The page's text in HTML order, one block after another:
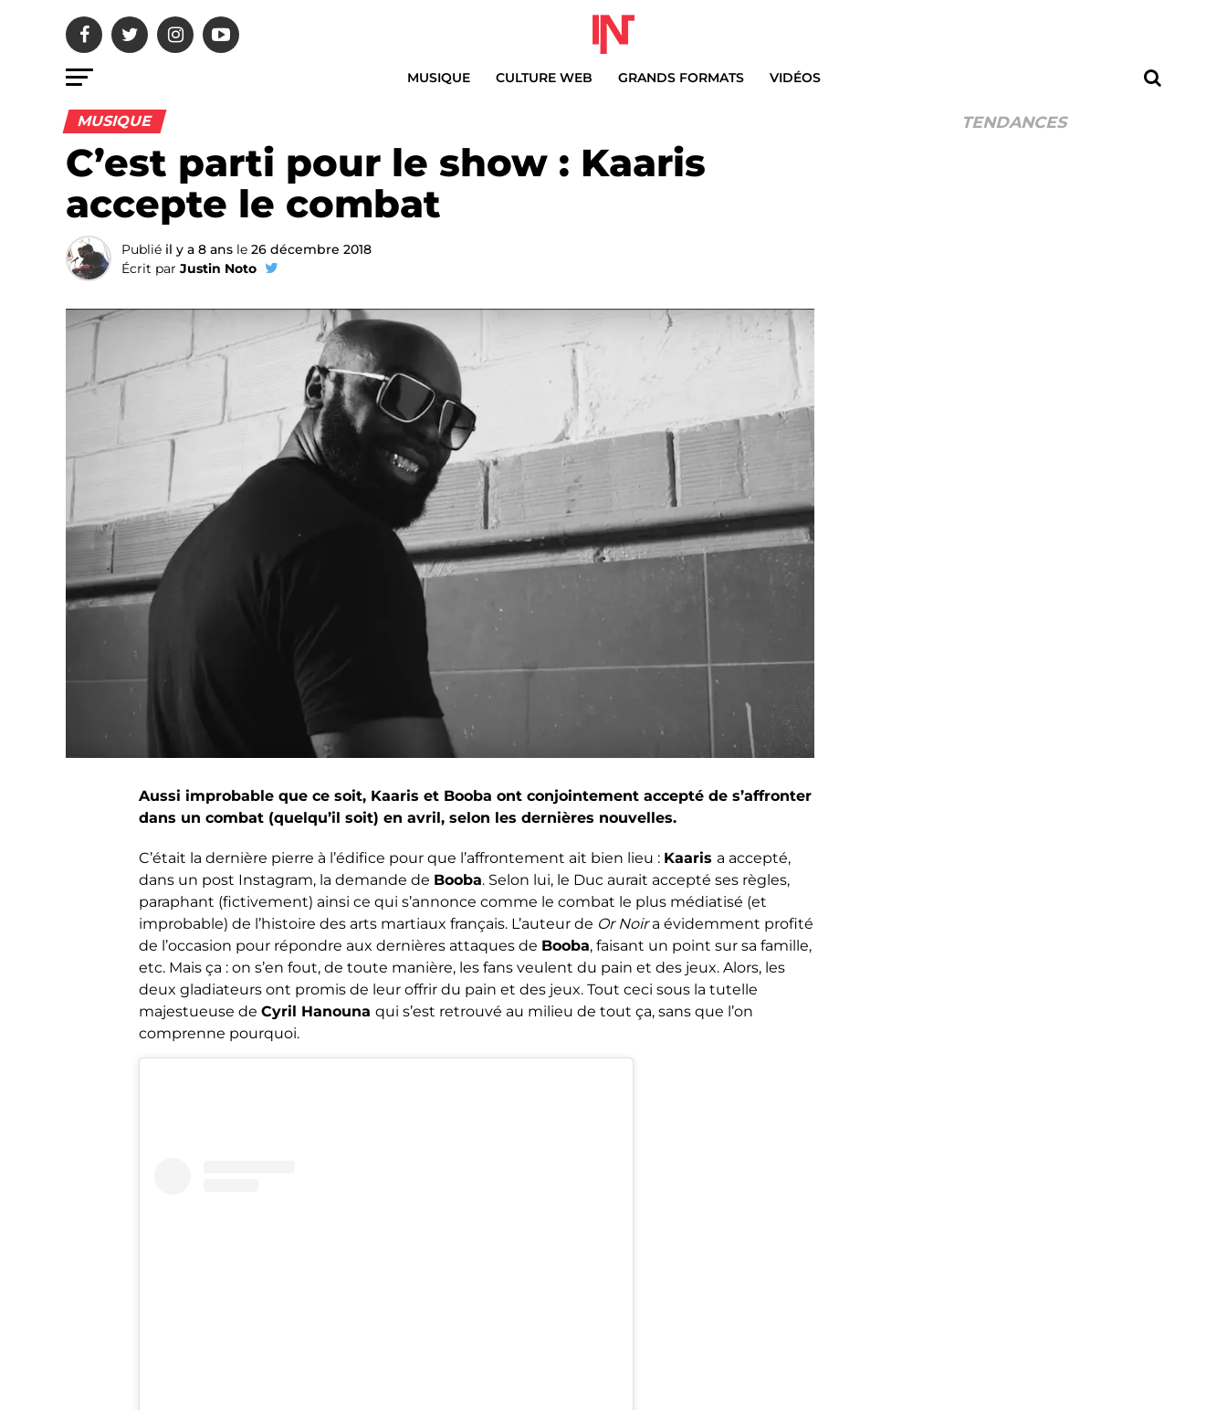
MUSIQUE CULTURE WEB GRANDS FORMATS VIDÉOS
MUSIQUE
C’est parti pour le show : Kaaris
accepte le combat
Publié il y a 8 ans le 26 décembre 2018
Écrit par Justin Noto
Aussi improbable que ce soit, Kaaris et Booba ont conjointement accepté de s’affronter
dans un combat (quelqu’il soit) en avril, selon les dernières nouvelles.
C’était la dernière pierre à l’édifice pour que l’affrontement ait bien lieu : Kaaris a accepté,
dans un post Instagram, la demande de Booba. Selon lui, le Duc aurait accepté ses règles,
paraphant (fictivement) ainsi ce qui s’annonce comme le combat le plus médiatisé (et
improbable) de l’histoire des arts martiaux français. L’auteur de Or Noira évidemment profité
de l’occasion pour répondre aux dernières attaques de Booba, faisant un point sur sa famille,
etc. Mais ça : on s’en fout, de toute manière, les fans veulent du pain et des jeux. Alors, les
deux gladiateurs ont promis de leur offrir du pain et des jeux. Tout ceci sous la tutelle
majestueuse de Cyril Hanouna qui s’est retrouvé au milieu de tout ça, sans que l’on
comprenne pourquoi.
TENDANCES